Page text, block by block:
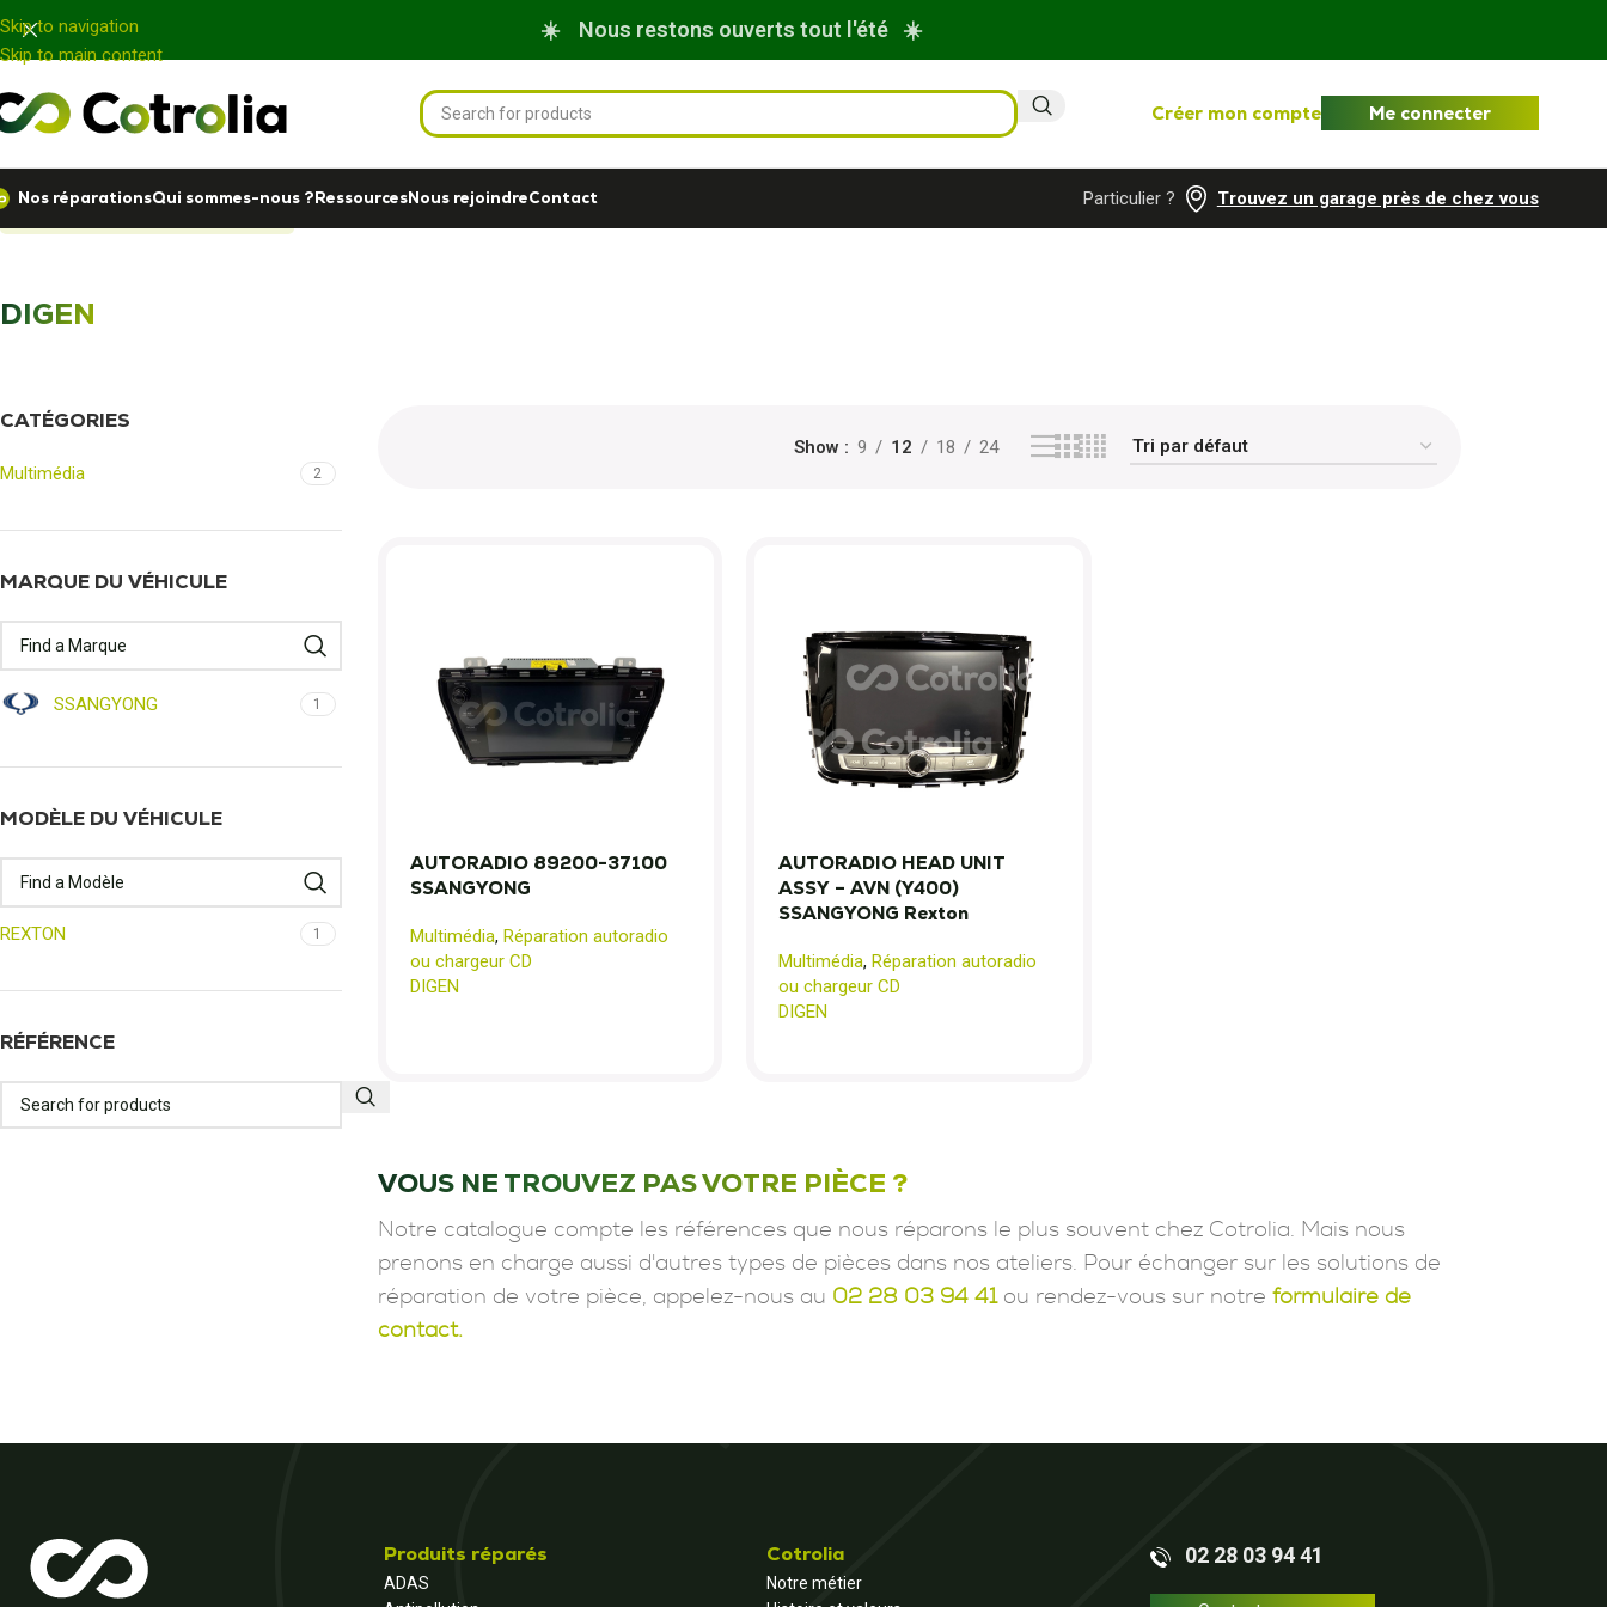
Panneau de gestion des cookies
Skip to navigation
Skip to main content
☀️ Nous restons ouverts tout l'été ☀️
Créer mon compte Me connecter
Nos réparationsQui sommes-nous ?RessourcesNous rejoindreContact Particulier ? Trouvez un garage près de chez vous
DIGEN
CATÉGORIES
Multimédia 2
MARQUE DU VÉHICULE
SSANGYONG 1
MODÈLE DU VÉHICULE
REXTON 1
RÉFÉRENCE
Show 9 12 18 24
AUTORADIO 89200-37100
SSANGYONG
Multimédia, Réparation autoradio
ou chargeur CD
DIGEN
AUTORADIO HEAD UNIT
ASSY – AVN (Y400)
SSANGYONG Rexton
Multimédia, Réparation autoradio
ou chargeur CD
DIGEN
VOUS NE TROUVEZ PAS VOTRE PIÈCE ?
Notre catalogue compte les références que nous réparons le plus souvent chez Cotrolia. Mais nous
prenons en charge aussi d'autres types de pièces dans nos ateliers. Pour échanger sur les solutions de
réparation de votre pièce, appelez-nous au 02 28 03 94 41ou rendez-vous sur notre formulaire de
contact.
Produits réparés
ADAS
Cotrolia
Notre métier
02 28 03 94 41